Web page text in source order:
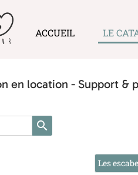
ACCUEIL LE
en location - Support &
search
Les